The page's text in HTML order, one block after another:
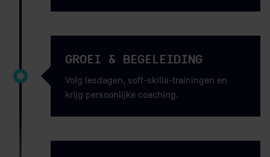
GROEI & BEGELEIDING
Volg lesdagen, soft-skills-trainingen en
krijg persoonlijke coaching.